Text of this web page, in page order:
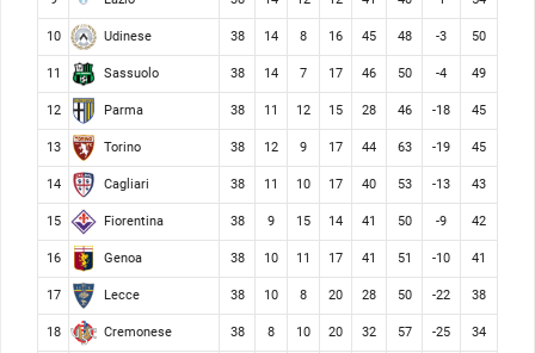
10 Udinese 38 14 8 16 45 48 -3 50
11 Sassuolo 38 14 7 17 46 50 -4 49
12 Parma 38 11 12 15 28 46 -18 45
13 Torino 38 12 9 17 44 63 -19 45
14 Cagliari 38 11 10 17 40 53 -13 43
15 Fiorentina 38 9 15 14 41 50 -9 42
16 Genoa 38 10 11 17 41 51 -10 41
17 Lecce 38 10 8 20 28 50 -22 38
18 Cremonese 38 8 10 20 32 57 -25 34